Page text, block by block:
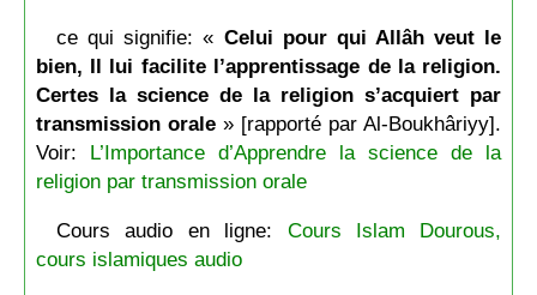
ce qui signifie: « Celui pour qui Allâh veut le
bien, Il lui facilite l’apprentissage de la religion.
Certes la science de la religion s’acquiert par
transmission orale» [rapporté par Al-Boukhâriyy].
Voir: L’Importance d’Apprendre la science de la
religion par transmission orale
Cours audio en ligne: Cours Islam Dourous,
cours islamiques audio